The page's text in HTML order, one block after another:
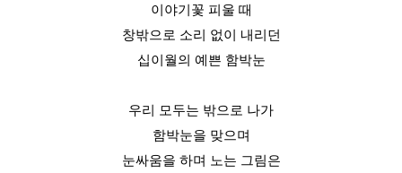
이야기꽃 피울 때
창밖으로 소리 없이 내리던
십이월의 예쁜 함박눈
우리 모두는 밖으로 나가
함박눈을 맞으며
눈싸움을 하며 노는 그림은